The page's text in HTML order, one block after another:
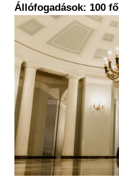
Állófogadások: 100 fő
Kép